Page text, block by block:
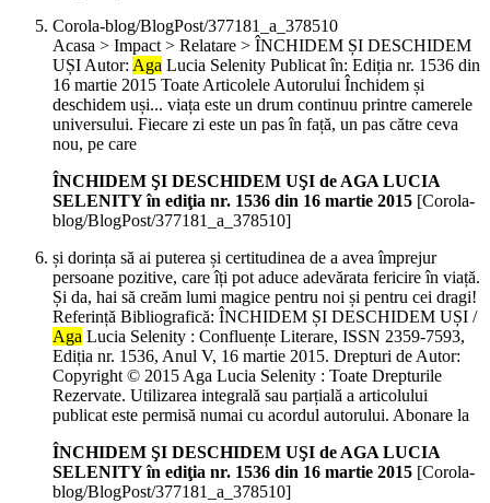
Corola-blog/BlogPost/377181_a_378510
Acasa > Impact > Relatare > ÎNCHIDEM ȘI DESCHIDEM
UȘI Autor: Aga Lucia Selenity Publicat în: Ediția nr. 1536 din
16 martie 2015 Toate Articolele Autorului Închidem și
deschidem uși... viața este un drum continuu printre camerele
universului. Fiecare zi este un pas în față, un pas către ceva
nou, pe care
ÎNCHIDEM ŞI DESCHIDEM UŞI de AGA LUCIA
SELENITY în ediţia nr. 1536 din 16 martie 2015 [Corola-
blog/BlogPost/377181_a_378510]
și dorința să ai puterea și certitudinea de a avea împrejur
persoane pozitive, care îți pot aduce adevărata fericire în viață.
Și da, hai să creăm lumi magice pentru noi și pentru cei dragi!
Referință Bibliografică: ÎNCHIDEM ȘI DESCHIDEM UȘI /
Aga Lucia Selenity : Confluențe Literare, ISSN 2359-7593,
Ediția nr. 1536, Anul V, 16 martie 2015. Drepturi de Autor:
Copyright © 2015 Aga Lucia Selenity : Toate Drepturile
Rezervate. Utilizarea integrală sau parțială a articolului
publicat este permisă numai cu acordul autorului. Abonare la
ÎNCHIDEM ŞI DESCHIDEM UŞI de AGA LUCIA
SELENITY în ediţia nr. 1536 din 16 martie 2015 [Corola-
blog/BlogPost/377181_a_378510]